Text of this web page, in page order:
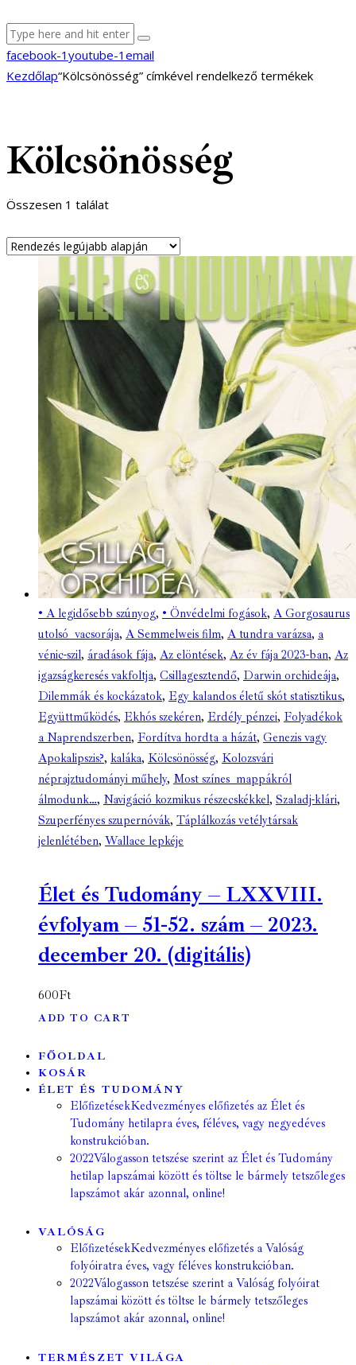
facebook-1 youtube-1 email
Kezdőlap“Kölcsönösség” címkével rendelkező termékek
Kölcsönösség
Összesen 1 találat
• A legidősebb szúnyog, • Önvédelmi fogások, A Gorgosaurus
utolsó vacsorája, A Semmelweis film, A tundra varázsa, a
vénic-szil, áradások fája, Az elöntések, Az év fája 2023-ban, Az
igazságkeresés vakfoltja, Csillagesztendő, Darwin orchideája,
Dilemmák és kockázatok, Egy kalandos életű skót statisztikus,
Együttműködés, Ekhós szekéren, Erdély pénzei, Folyadékok
a Naprendszerben, Fordítva hordta a házát, Genezis vagy
Apokalipszis?, kaláka, Kölcsönösség, Kolozsvári
néprajztudományi műhely, Most színes mappákról
álmodunk…, Navigáció kozmikus részecskékkel, Szaladj-klári,
Szuperfényes szupernóvák, Táplálkozás vetélytársak
jelenlétében, Wallace lepkéje
Élet és Tudomány – LXXVIII.
évfolyam – 51-52. szám – 2023.
december 20. (digitális)
600Ft
ADD TO CART
FŐOLDAL
KOSÁR
ÉLET ÉS TUDOMÁNY
ElőfizetésekKedvezményes előfizetés az Élet és
Tudomány hetilapra éves, féléves, vagy negyedéves
konstrukcióban.
2022Válogasson tetszése szerint az Élet és Tudomány
hetilap lapszámai között és töltse le bármely tetszőleges
lapszámot akár azonnal, online!
VALÓSÁG
ElőfizetésekKedvezményes előfizetés a Valóság
folyóiratra éves, vagy féléves konstrukcióban.
2022Válogasson tetszése szerint a Valóság folyóirat
lapszámai között és töltse le bármely tetszőleges
lapszámot akár azonnal, online!
TERMÉSZET VILÁGA